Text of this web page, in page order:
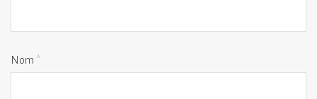
Nom *